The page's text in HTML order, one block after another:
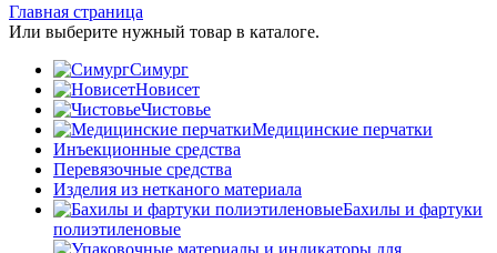
Главная страница
Или выберите нужный товар в каталоге.
Симург
Новисет
Чистовье
Медицинские перчатки
Инъекционные средства
Перевязочные средства
Изделия из нетканого материала
Бахилы и фартуки
полиэтиленовые